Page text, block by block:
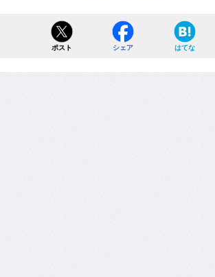
ポスト シェア はてな